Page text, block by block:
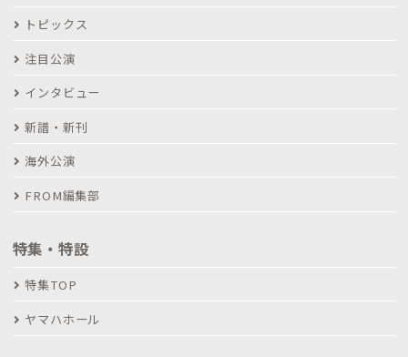
トピックス
注目公演
インタビュー
新譜・新刊
海外公演
FROM編集部
特集・特設
特集TOP
ヤマハホール